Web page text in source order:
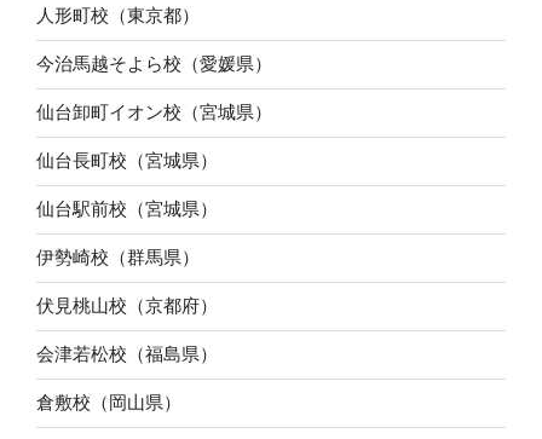
人形町校（東京都）
今治馬越そよら校（愛媛県）
仙台卸町イオン校（宮城県）
仙台長町校（宮城県）
仙台駅前校（宮城県）
伊勢崎校（群馬県）
伏見桃山校（京都府）
会津若松校（福島県）
倉敷校（岡山県）